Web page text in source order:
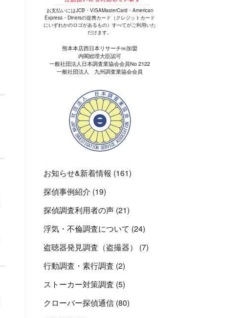
お支払いにはJCB・VISAMasterCard・American
Express・Dinersの提携カード（クレジットカード
にいずれかのロゴがあるもの）すべてがご利用いた
だけます。
熊本本店西日本リサーチ㈱加盟
内閣総理大臣認可
一般社団法人日本調査業協会会員No 2122
一般社団法人 九州調査業協会会員
お知らせ&新着情報 (161)
探偵事例紹介 (19)
探偵調査利用者の声 (21)
浮気・不倫調査について (24)
盗聴器発見調査（盗撮器）
(7)
行動調査・素行調査 (2)
ストーカー対策調査 (5)
クローバー探偵通信 (80)